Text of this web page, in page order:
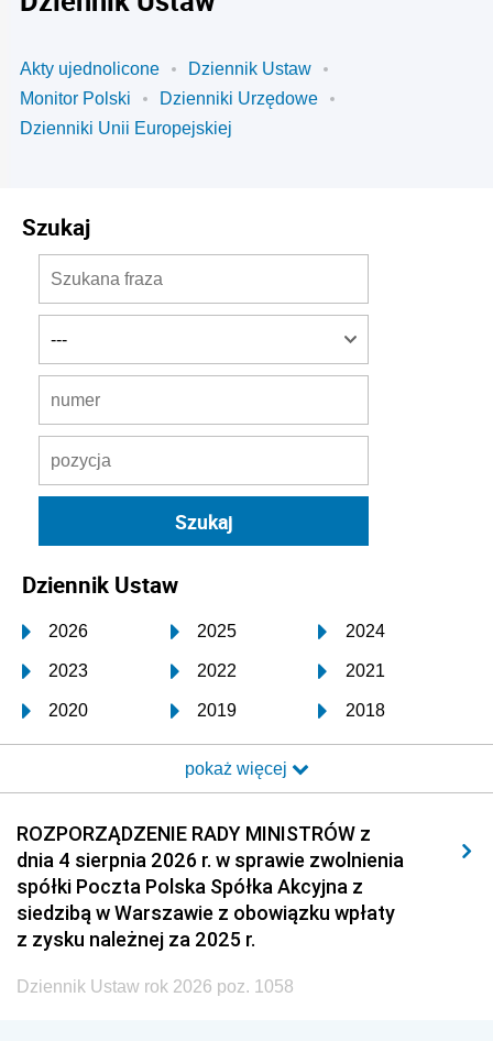
Akty ujednolicone
Dziennik Ustaw
Monitor Polski
Dzienniki Urzędowe
Dzienniki Unii Europejskiej
Szukaj
Dziennik Ustaw
2026 2025 2024
2023 2022 2021
2020 2019 2018
2017 2016 2015
2014 2013 2012
2011 2010 2009
2008 2007 2006
2005 2004 2003
2002 2001
1999 1998
pokaż więcej
ROZPORZĄDZENIE RADY MINISTRÓW z
dnia 4 sierpnia 2026 r. w sprawie zwolnienia
spółki Poczta Polska Spółka Akcyjna z
siedzibą w Warszawie z obowiązku wpłaty
z zysku należnej za 2025 r.
Dziennik Ustaw rok 2026 poz. 1058